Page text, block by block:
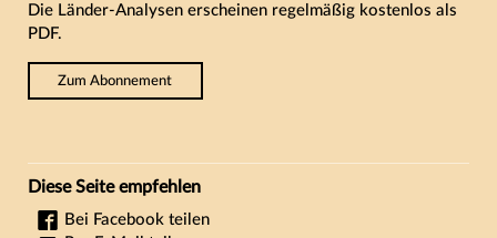
Die Länder-Analysen erscheinen regelmäßig kostenlos als
PDF.
Zum Abonnement
Diese Seite empfehlen
Bei Facebook teilen